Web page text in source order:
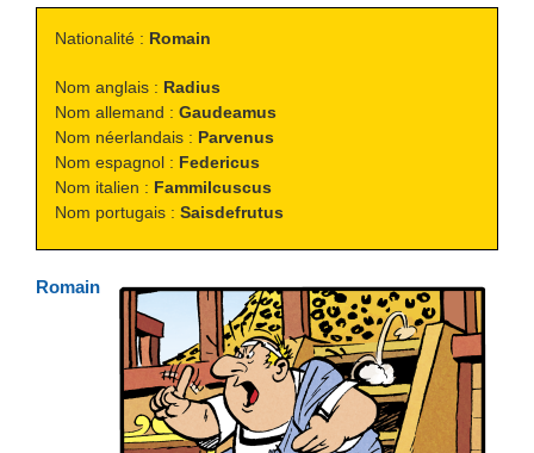
Nationalité : Romain
Nom anglais : Radius
Nom allemand : Gaudeamus
Nom néerlandais : Parvenus
Nom espagnol : Federicus
Nom italien : Fammilcuscus
Nom portugais : Saisdefrutus
Romain